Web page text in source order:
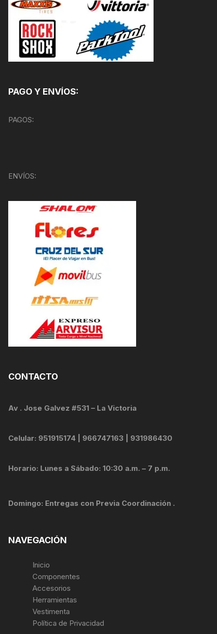
PAGO Y ENVÍOS:
PAGOS:
ENVÍOS:
CONTACTO
Av . Jose Galvez #531 – La Victoria
Celular: 951915174 | 966747163 | 931986430
Horario: Lunes a Sábado: 10:30 a.m. – 7 p.m.
Domingo: Entregas con Previa Coordinación .
NAVEGACIÓN
Inicio
Componentes
Accesorios
Herramientas
Vestimenta
Política de Privacidad